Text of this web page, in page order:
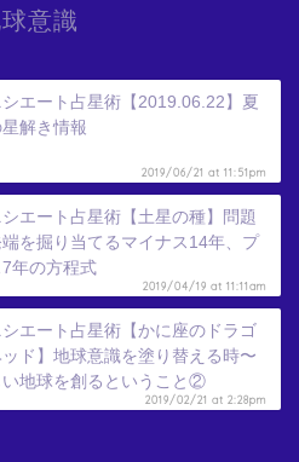
意識
シエート占星術【2019.06.22】夏
解き情報
2019/06/21 at 11:51pm
エート占星術【土星の種】問題
を掘り当てるマイナス14年、プ
年の方程式
2019/04/19 at 11:11am
エート占星術【かに座のドラゴ
ッド】地球意識を塗り替える時〜
い地球を創るということ②
2019/02/21 at 2:28pm